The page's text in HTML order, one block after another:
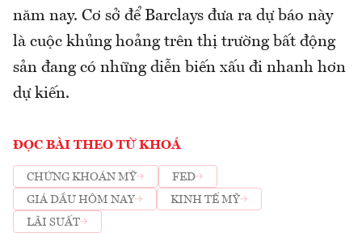
năm nay. Cơ sở để Barclays đưa ra dự báo này
là cuộc khủng hoảng trên thị trường bất động
sản đang có những diễn biến xấu đi nhanh hơn
dự kiến.
ĐỌC BÀI THEO TỪ KHOÁ
CHỨNG KHOÁN MỸ
FED
GIÁ DẦU HÔM NAY
KINH TẾ MỸ
LÃI SUẤT